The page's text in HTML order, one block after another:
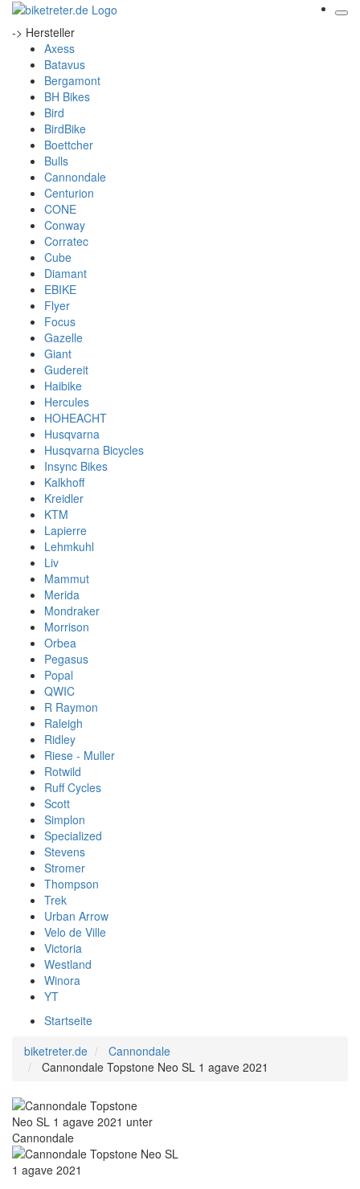
-> Hersteller
Axess
Batavus
Bergamont
BH Bikes
Bird
BirdBike
Boettcher
Bulls
Cannondale
Centurion
CONE
Conway
Corratec
Cube
Diamant
EBIKE
Flyer
Focus
Gazelle
Giant
Gudereit
Haibike
Hercules
HOHEACHT
Husqvarna
Husqvarna Bicycles
Insync Bikes
Kalkhoff
Kreidler
KTM
Lapierre
Lehmkuhl
Liv
Mammut
Merida
Mondraker
Morrison
Orbea
Pegasus
Popal
QWIC
R Raymon
Raleigh
Ridley
Riese - Muller
Rotwild
Ruff Cycles
Scott
Simplon
Specialized
Stevens
Stromer
Thompson
Trek
Urban Arrow
Velo de Ville
Victoria
Westland
Winora
YT
Startseite
biketreter.de
Cannondale
Cannondale Topstone Neo SL 1 agave 2021